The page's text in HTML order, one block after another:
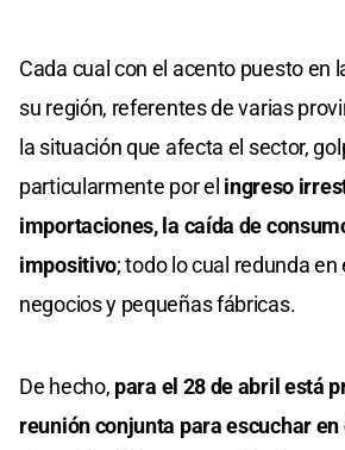
Cada cual con el acento puesto en
su región, referentes de varias
la situación que afecta el sector,
particularmente por el ingreso
importaciones, la caída de
impositivo; todo lo cual redunda en
negocios y pequeñas fábricas.
De hecho, para el 28 de abril está
reunión conjunta para escuchar